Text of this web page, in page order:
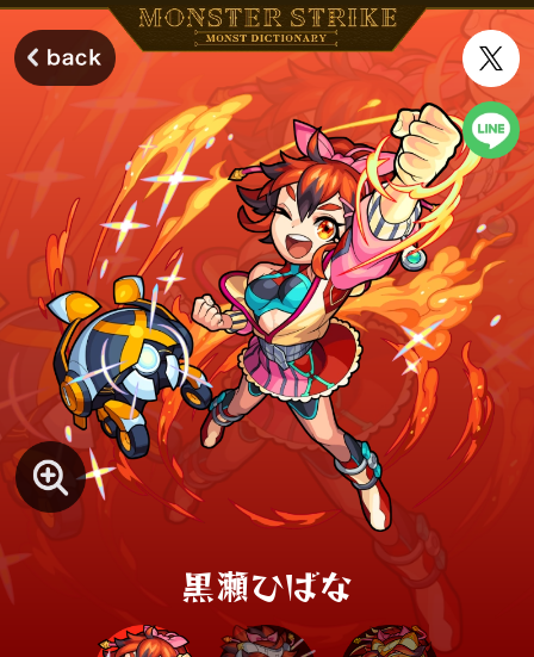
黒瀬ひばな